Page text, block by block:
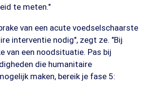
te meten."
van een acute voedselschaarste
interventie nodig", zegt ze. "Bij
van een noodsituatie. Pas bij
die humanitaire
maken, bereik je fase 5: